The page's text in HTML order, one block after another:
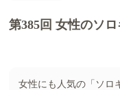
第385回 女性のソ
女性にも人気の「ソロ